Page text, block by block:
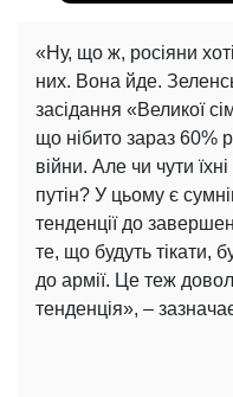
«Ну, що ж, росіяни
них. Вона йде.
засідання «Великої
що нібито зараз 60%
війни. Але чи чути
путін? У цьому є
тенденції до
те, що будуть тікати,
до армії. Це теж
тенденція», –